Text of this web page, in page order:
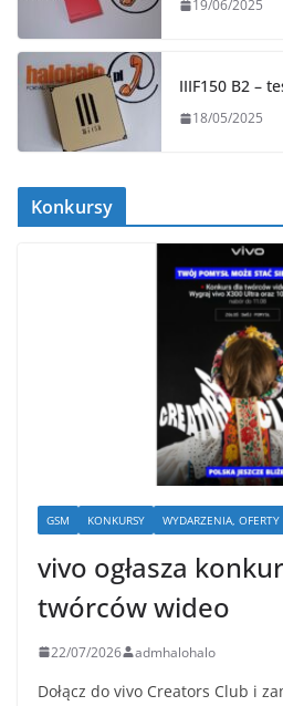
19/06/2025
IIIF150 B2 –
18/05/2025
Konkursy
GSM KONKURSY WYDARZENIA, OFERTY
vivo ogłasza
twórców wideo
22/07/2026 admhalohalo
Dołącz do vivo Creators Club i